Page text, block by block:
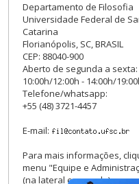
Departamento de Filosofia
Universidade Federal de
Catarina
Florianópolis, SC, BRASIL
CEP: 88040-900
Aberto de segunda a sexta:
10:00h/12:00h - 14:00h/
Telefone/whatsapp:
+55 (48) 3721-4457
E-mail:
Para mais informações,
menu "Equipe e
(na lateral esquerda).